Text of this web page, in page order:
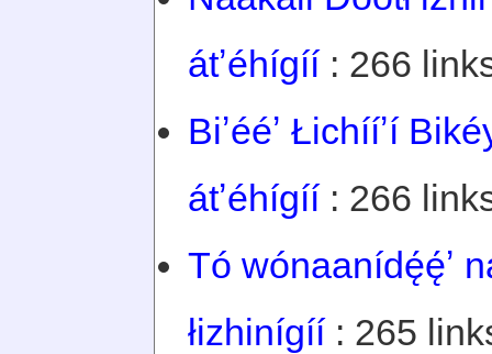
átʼéhígíí: 266
Biʼééʼ Łichííʼí
átʼéhígíí: 266
Tó wónaanídę́ę́ʼ
łizhinígíí: 265